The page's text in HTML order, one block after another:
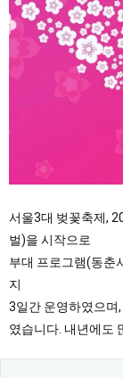
서울3대 벚꽃축제,
벌)을 시작으로
부대 프로그램(동춘
지
3일간 운영하였으며
였습니다. 내년에도